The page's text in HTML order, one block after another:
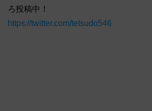
ろ投稿中！
https://twitter.com/tetsudo546